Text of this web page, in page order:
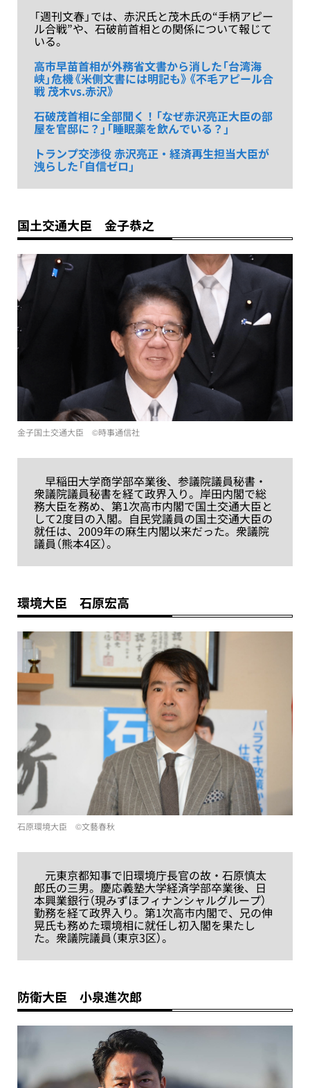
「週刊文春」では、赤沢氏と茂木氏の“手柄アピー
ル合戦”や、石破前首相との関係について報じて
いる。
高市早苗首相が外務省文書から消した「台湾海
峡」危機《米側文書には明記も》《不毛アピール合
戦 茂木vs.赤沢》
石破茂首相に全部聞く！「なぜ赤沢亮正大臣の部
屋を官邸に？」「睡眠薬を飲んでいる？」
トランプ交渉役 赤沢亮正・経済再生担当大臣が
洩らした「自信ゼロ」
国土交通大臣 金子恭之
金子国土交通大臣 ©︎時事通信社
早稲田大学商学部卒業後、参議院議員秘書・
衆議院議員秘書を経て政界入り。岸田内閣で総
務大臣を務め、第1次高市内閣で国土交通大臣と
して2度目の入閣。自民党議員の国土交通大臣の
就任は、2009年の麻生内閣以来だった。衆議院
議員（熊本4区）。
環境大臣 石原宏高
石原環境大臣 ©︎文藝春秋
元東京都知事で旧環境庁長官の故・石原慎太
郎氏の三男。慶応義塾大学経済学部卒業後、日
本興業銀行（現みずほフィナンシャルグループ）
勤務を経て政界入り。第1次高市内閣で、兄の伸
晃氏も務めた環境相に就任し初入閣を果たし
た。衆議院議員（東京3区）。
防衛大臣 小泉進次郎